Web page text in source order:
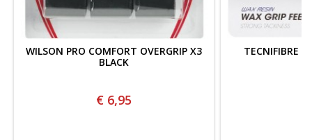
WILSON PRO COMFORT OVERGRIP X3
BLACK
€ 6,95
TECNIFIBRE